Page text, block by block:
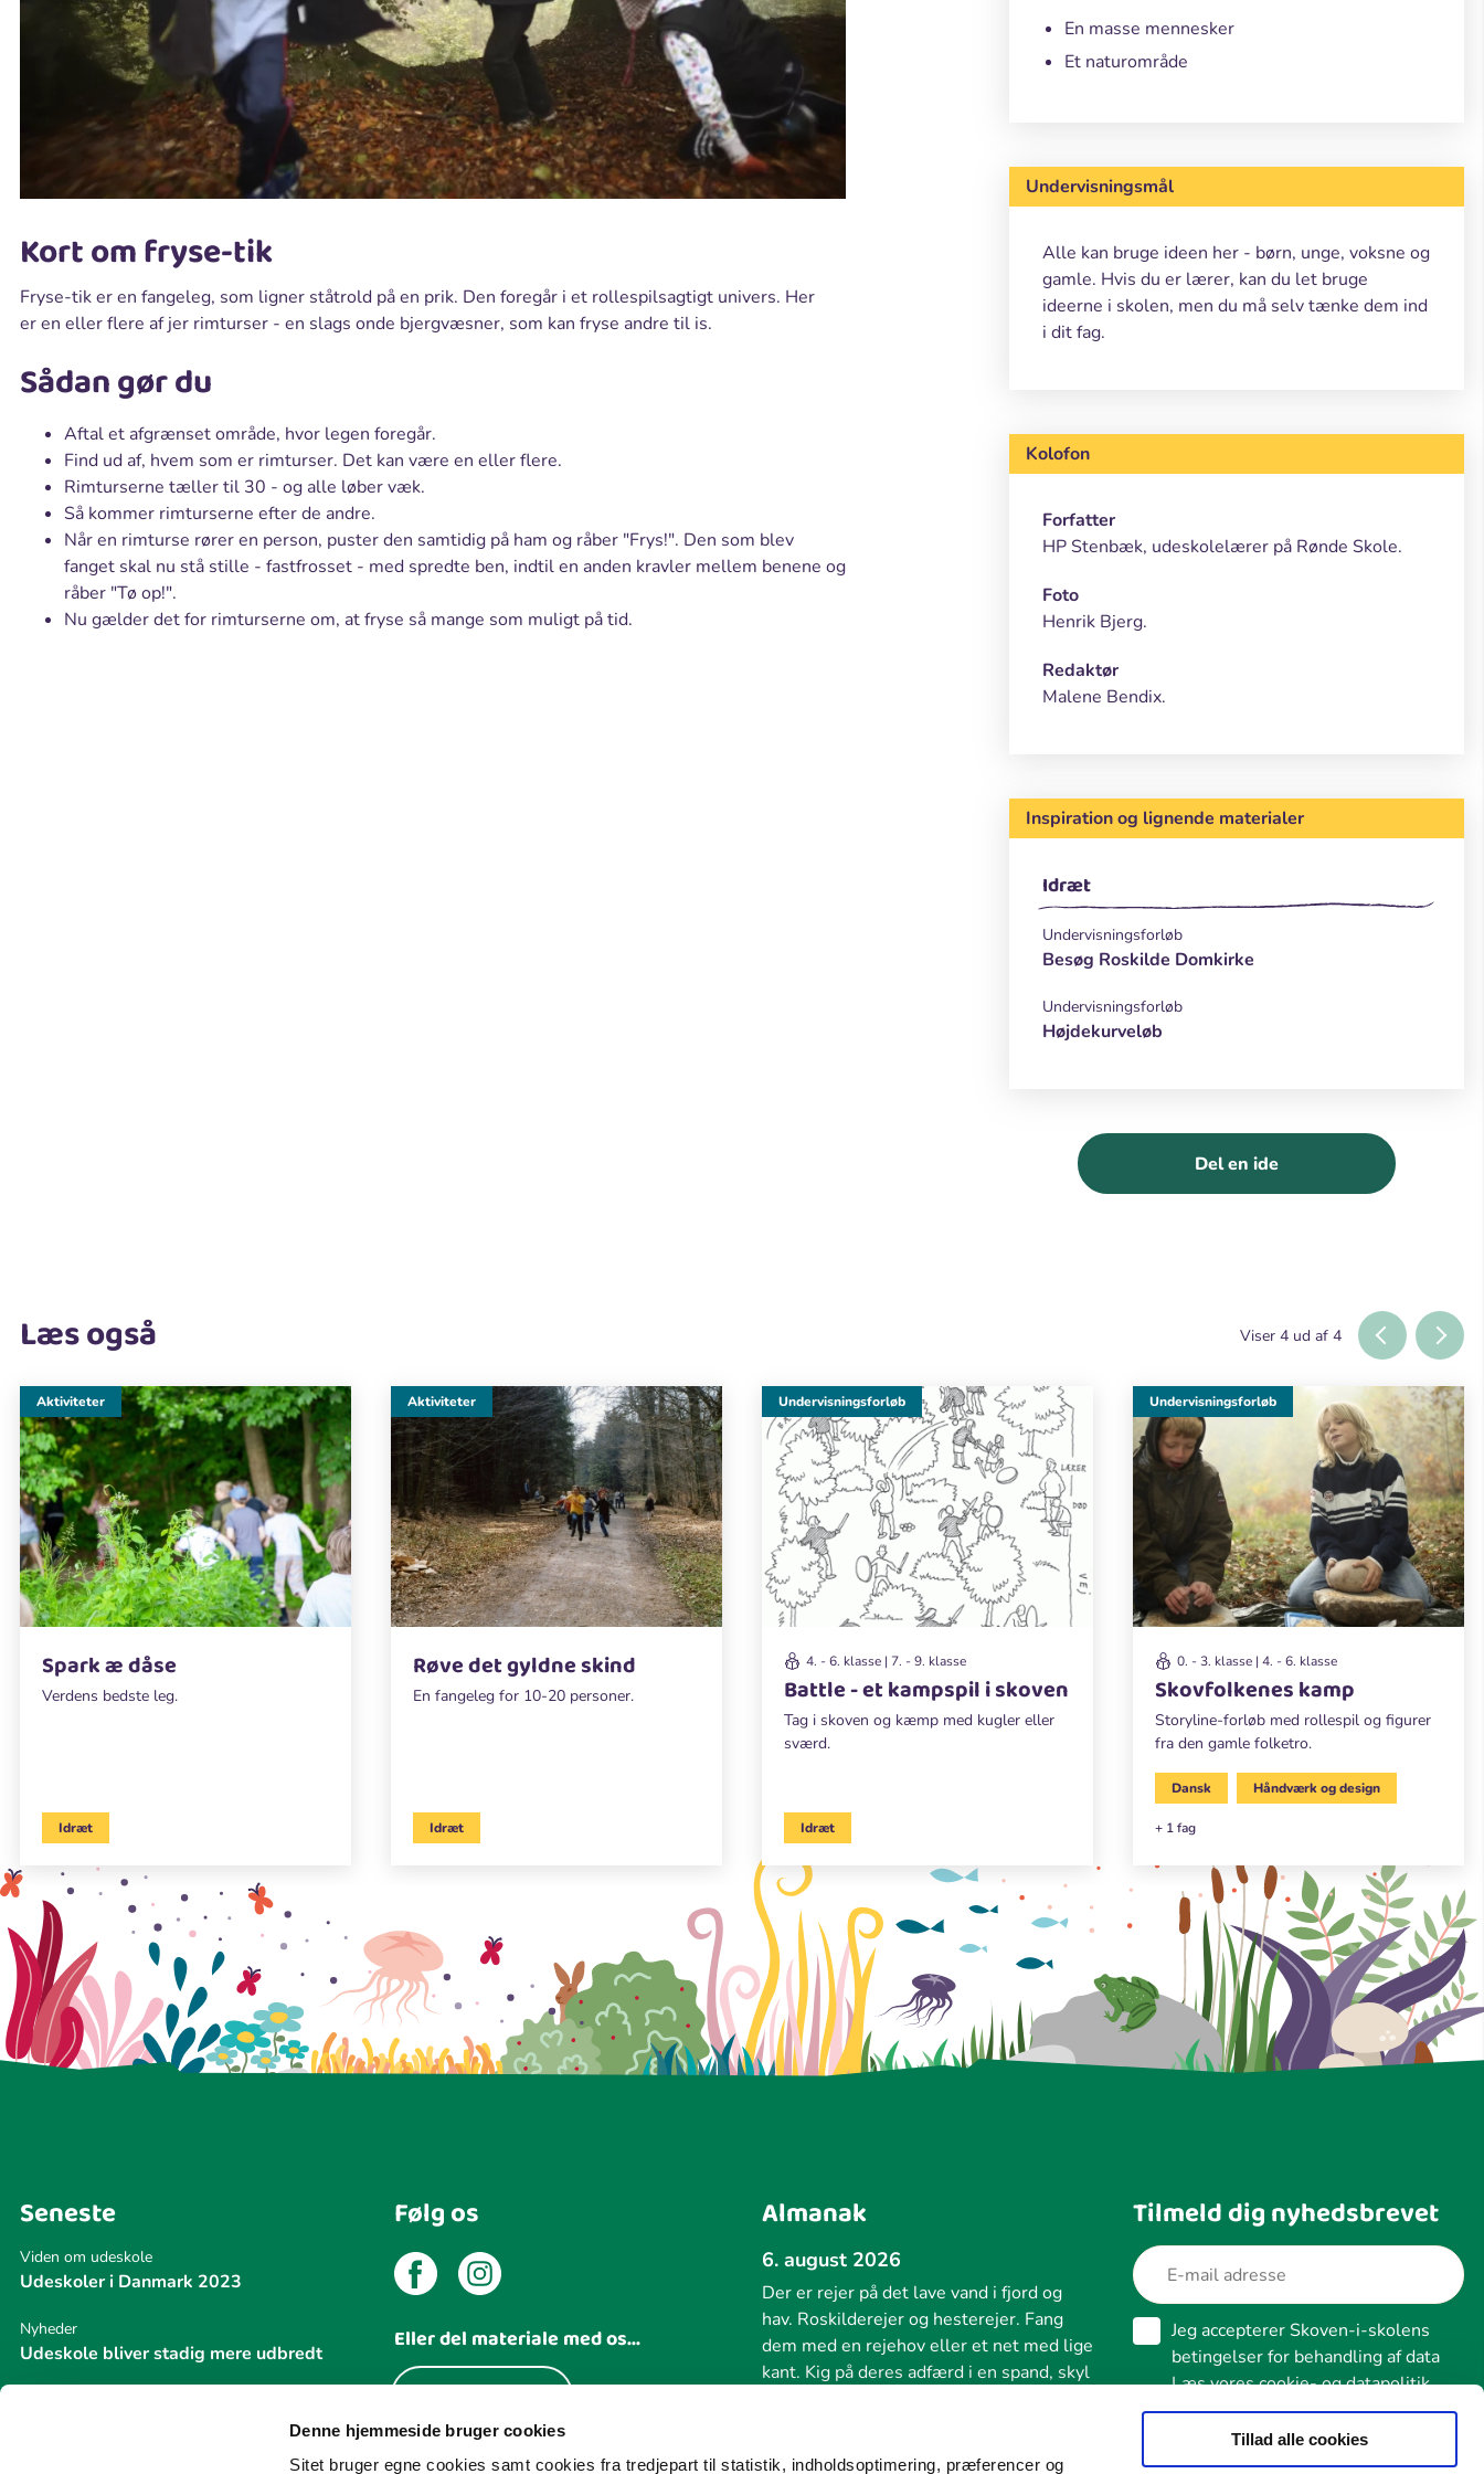
Denne hjemmeside bruger cookies
Sitet bruger egne cookies samt cookies fra tredjepart til statistik, indholdsoptimering, præferencer og
Tillad alle cookies
Kort om fryse-tik
Fryse-tik er en fangeleg, som ligner ståtrold på en prik. Den foregår i et rollespilsagtigt univers. Her
er en eller flere af jer rimturser - en slags onde bjergvæsner, som kan fryse andre til is.
Sådan gør du
Aftal et afgrænset område, hvor legen foregår.
Find ud af, hvem som er rimturser. Det kan være en eller flere.
Rimturserne tæller til 30 - og alle løber væk.
Så kommer rimturserne efter de andre.
Når en rimturse rører en person, puster den samtidig på ham og råber "Frys!". Den som blev
fanget skal nu stå stille - fastfrosset - med spredte ben, indtil en anden kravler mellem benene og
råber "Tø op!".
Nu gælder det for rimturserne om, at fryse så mange som muligt på tid.
En masse mennesker
Et naturområde
Undervisningsmål
Alle kan bruge ideen her - børn, unge, voksne og
gamle. Hvis du er lærer, kan du let bruge
ideerne i skolen, men du må selv tænke dem ind
i dit fag.
Kolofon
Forfatter
HP Stenbæk, udeskolelærer på Rønde Skole.
Foto
Henrik Bjerg.
Redaktør
Malene Bendix.
Inspiration og lignende materialer
Idræt
Undervisningsforløb
Besøg Roskilde Domkirke
Undervisningsforløb
Højdekurveløb
Del en ide
Læs også Viser 4ud af 4
Spark æ dåse
Verdens bedste leg.
Aktiviteter
Idræt
Røve det gyldne skind
En fangeleg for 10-20 personer.
Aktiviteter
Idræt
4. - 6. klasse | 7. - 9. klasse
Battle - et kampspil i skoven
Tag i skoven og kæmp med kugler eller
sværd.
Undervisningsforløb
Idræt
0. - 3. klasse | 4. - 6. klasse
Skovfolkenes kamp
Storyline-forløb med rollespil og figurer
fra den gamle folketro.
Undervisningsforløb
Dansk Håndværk og design
+ 1 fag
Seneste
Viden om udeskole
Udeskoler i Danmark 2023
Nyheder
Udeskole bliver stadig mere udbredt
Naturvejledning Danmark modtager
Følg os
Eller del materiale med os...
Almanak
6. august 2026
Der er rejer på det lave vand i fjord og
hav. Roskilderejer og hesterejer. Fang
dem med en rejehov eller et net med lige
kant. Kig på deres adfærd i en spand, skyl
Tilmeld dig nyhedsbrevet
Jeg accepterer Skoven-i-skolens
betingelser for behandling af data
Læs vores cookie- og datapolitik